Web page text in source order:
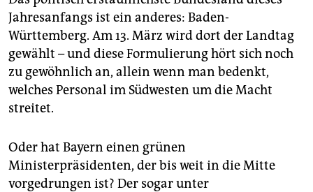
Jahresanfangs ist ein anderes: Baden-
Württemberg. Am 13. März wird dort der Landtag
gewählt – und diese Formulierung hört sich noch
zu gewöhnlich an, allein wenn man bedenkt,
welches Personal im Südwesten um die Macht
streitet.
Oder hat Bayern einen grünen
Ministerpräsidenten, der bis weit in die Mitte
vorgedrungen ist? Der sogar unter